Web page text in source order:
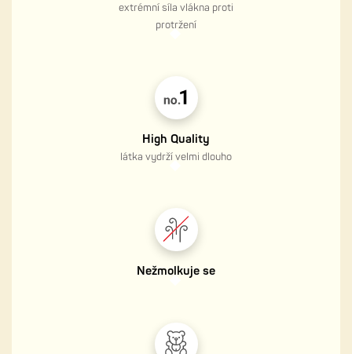
extrémní síla vlákna proti
protržení
High Quality
látka vydrží velmi dlouho
Nežmolkuje se